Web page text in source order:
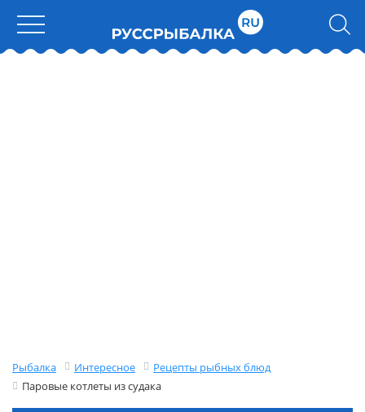
Рыбалка Интересное
Рецепты рыбных блюд
Паровые котлеты из судака